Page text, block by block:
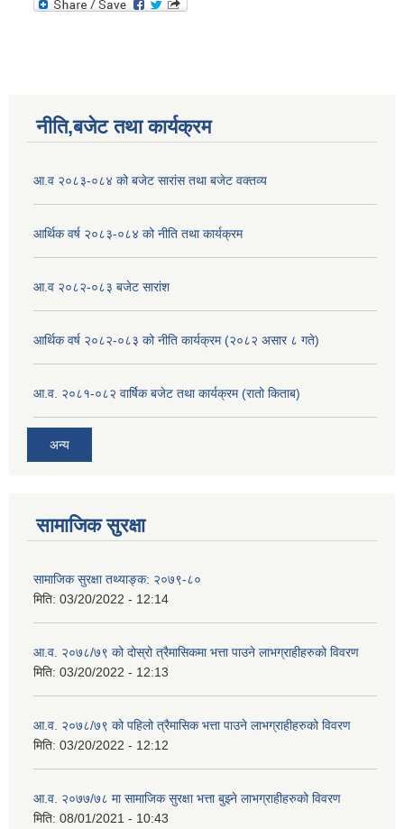
नीति,बजेट तथा कार्यक्रम
आ.व २०८३-०८४ को बजेट सारांस तथा बजेट वक्तव्य
आर्थिक वर्ष २०८३-०८४ को नीति तथा कार्यक्रम
आ.व २०८२-०८३ बजेट सारांश
आर्थिक वर्ष २०८२-०८३ को नीति कार्यक्रम (२०८२ असार ८ गते)
आ.व. २०८१-०८२ वार्षिक बजेट तथा कार्यक्रम (रातो किताब)
अन्य
सामाजिक सुरक्षा
सामाजिक सुरक्षा तथ्याङ्क: २०७९-८०
मिति: 03/20/2022 - 12:14
आ.व. २०७८/७९ को दोस्रो त्रैमासिकमा भत्ता पाउने लाभग्राहीहरुको विवरण
मिति: 03/20/2022 - 12:13
आ.व. २०७८/७९ को पहिलो त्रैमासिक भत्ता पाउने लाभग्राहीहरुको विवरण
मिति: 03/20/2022 - 12:12
आ.व. २०७७/७८ मा सामाजिक सुरक्षा भत्ता बुझ्ने लाभग्राहीहरुको विवरण
मिति: 08/01/2021 - 10:43